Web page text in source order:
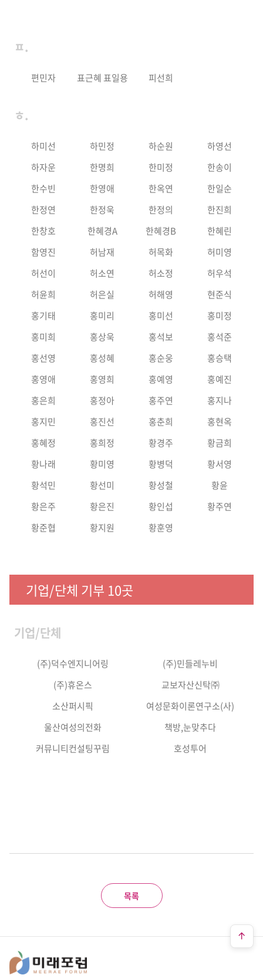
ㅍ.
편민자 표근혜 표일용 피선희
ㅎ.
하미선 하민정 하순원
하영선
하자운
한명희 한미정
한송이
한수빈
한영애 한옥연
한일순
한정연
한정욱 한정의
한진희
한창호
한혜경A 한혜경B
한혜린
함영진
허남재 허목화
허미영
허선이
허소연 허소정
허우석
허윤희
허은실 허해영
현준식
홍기태
홍미리 홍미선
홍미정
홍미희
홍상욱 홍석보
홍석준
홍선영
홍성혜 홍순웅
홍승택
홍영애
홍영희 홍예영
홍예진
홍은희
홍정아 홍주연
홍지나
홍지민
홍진선 홍춘희
홍현옥
홍혜정
홍희정 황경주
황금희
황나래
황미영 황병덕
황서영
황석민
황선미 황성철
황윤
황은주
황은진 황인섭
황주연
황준협
황지원 황훈영
기업/단체 기부 10곳
기업/단체
(주)덕수엔지니어링
(주)민들레누비
(주)휴온스
교보자산신탁㈜
소산퍼시픽
여성문화이론연구소(사)
울산여성의전화
책방,눈맞추다
커뮤니티컨설팅꾸림
호성투어
목록